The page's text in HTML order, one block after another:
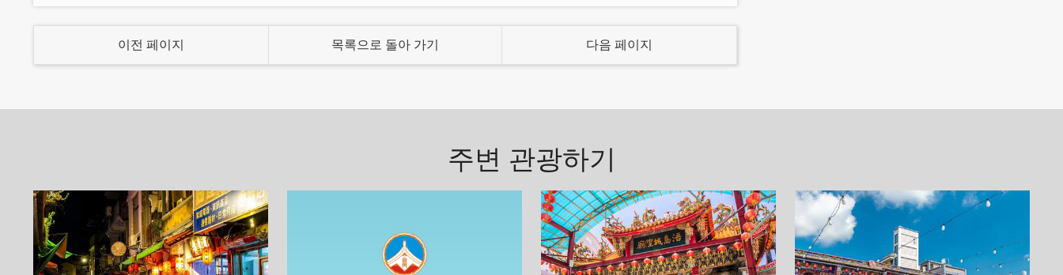
이전 페이지 목록으로 돌아 가기 다음 페이지
주변 관광하기